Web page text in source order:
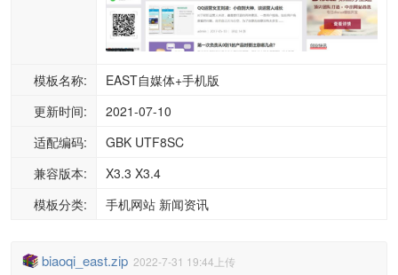
模板名称:
EAST自媒体+手机版
更新时间:
2021-07-10
适配编码:
GBK UTF8SC
兼容版本:
X3.3 X3.4
模板分类:
手机网站 新闻资讯
biaoqi_east.zip 2022-7-31 19:44上传